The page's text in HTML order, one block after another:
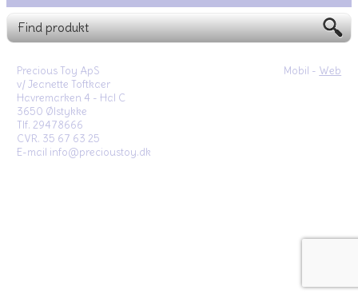
Mobil - Web
Precious Toy ApS
v/ Jeanette Toftkaer
Havremarken 4 - Hal C
3650 Ølstykke
Tlf. 29478666
CVR. 35 67 63 25
E-mail info@precioustoy.dk